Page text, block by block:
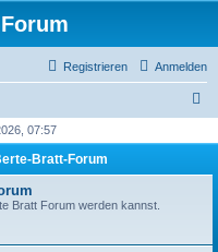
Anmelden
Registrieren
h
07:57
Bratt-Forum
Bratt Forum werden kannst.